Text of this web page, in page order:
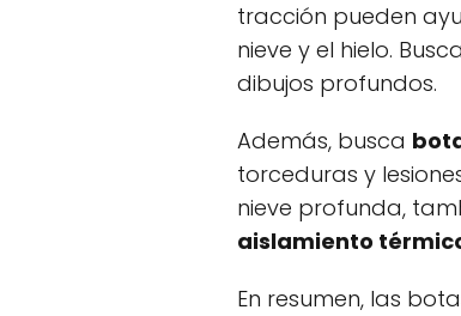
tracción pueden
nieve y el hielo.
dibujos profundos.
Además, busca
torceduras y
nieve profunda,
aislamiento
En resumen, las